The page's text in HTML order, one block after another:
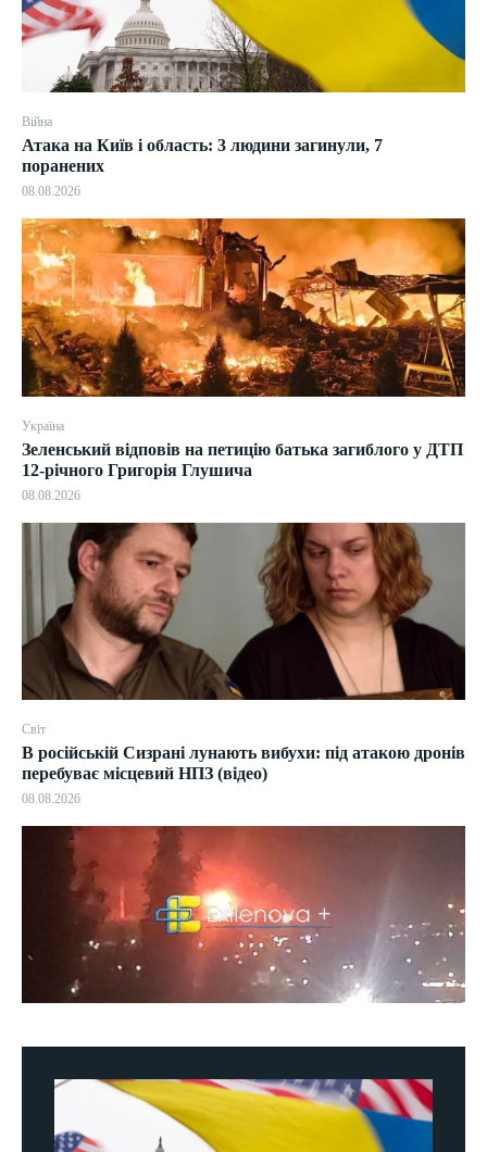
Війна
Атака на Київ і область: 3 людини загинули, 7
поранених
08.08.2026
Україна
Зеленський відповів на петицію батька загиблого у ДТП
12-річного Григорія Глушича
08.08.2026
Світ
В російській Сизрані лунають вибухи: під атакою дронів
перебуває місцевий НПЗ (відео)
08.08.2026